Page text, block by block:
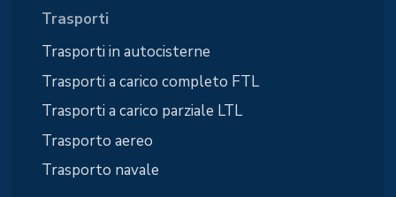
Trasporti
Trasporti in autocisterne
Trasporti a carico completo FTL
Trasporti a carico parziale LTL
Trasporto aereo
Trasporto navale